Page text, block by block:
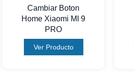
Cambiar Boton
Home Xiaomi MI 9
PRO
Ver Producto